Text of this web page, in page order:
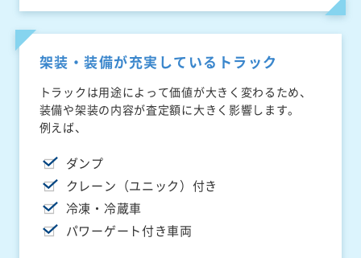
架装・装備が充実しているトラック
トラックは用途によって価値が大きく変わるため、
装備や架装の内容が査定額に大きく影響します。
例えば、
ダンプ
クレーン（ユニック）付き
冷凍・冷蔵車
パワーゲート付き車両